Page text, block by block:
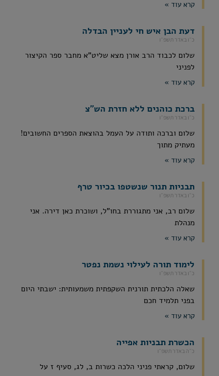
קרא עוד »
דעת הבן איש חי לעניין הבדלה
כ״ו באדר תשפ״ו
שלום לכבוד הרב אורן מצא שליט"א מחבר ספר הקיצור
לפניני
קרא עוד »
ברכת כוהנים ללא חזרת הש"צ
כ״ו באדר תשפ״ו
שלום וברכה ותודה על העמל בהוצאת הספרים החשובים!
מעתיק מתוך
קרא עוד »
תבניות תנור שנשטפו בכיור טרף
כ״ו באדר תשפ״ו
שלום רב, אני מתגוררת בחו"ל, ושוכרת כאן דירה. אני
מנהלת
קרא עוד »
לימוד תורה לעילוי נשמת נפטר
כ״ו באדר תשפ״ו
שאלה הלכתית תורנית השקפתית משמעותית: ישבתי היום
בפני תלמיד חכם
קרא עוד »
הכשרת תבניות אפייה
כ״ה באדר תשפ״ו
שלום, קראתי פניני הלכה כשרות ב, לג, סעיף ז על